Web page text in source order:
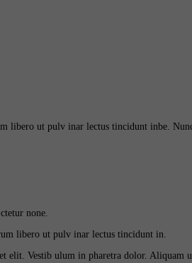
ut pulv inar lectus tincidunt inbe.
none.
libero ut pulv inar lectus tincidunt in.
elit. Vestib ulum in pharetra dolor.